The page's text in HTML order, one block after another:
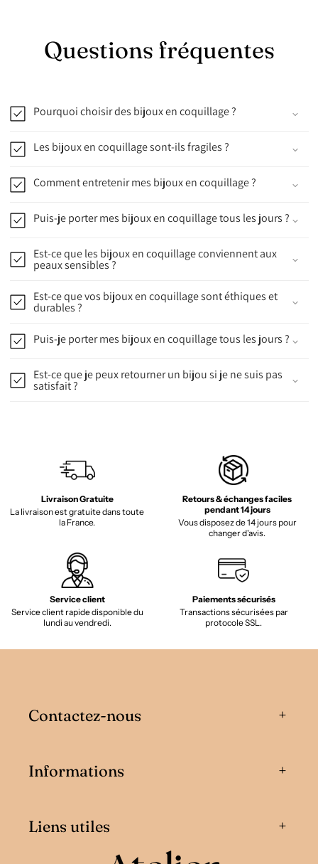
Questions fréquentes
Pourquoi choisir des bijoux en coquillage ?
Les bijoux en coquillage sont-ils fragiles ?
Comment entretenir mes bijoux en coquillage ?
Puis-je porter mes bijoux en coquillage tous les jours ?
Est-ce que les bijoux en coquillage conviennent aux
peaux sensibles ?
Est-ce que vos bijoux en coquillage sont éthiques et
durables ?
Puis-je porter mes bijoux en coquillage tous les jours ?
Est-ce que je peux retourner un bijou si je ne suis pas
satisfait ?
Livraison Gratuite
La livraison est gratuite dans toute
la France.
Retours & échanges faciles
pendant 14 jours
Vous disposez de 14 jours pour
changer d'avis.
Service client
Service client rapide disponible du
lundi au vendredi.
Paiements sécurisés
Transactions sécurisées par
protocole SSL.
Contactez-nous
Informations
Liens utiles